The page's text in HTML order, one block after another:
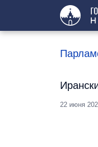
22 июня